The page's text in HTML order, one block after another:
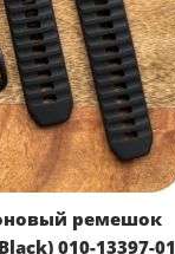
ремешок
010-13397-01